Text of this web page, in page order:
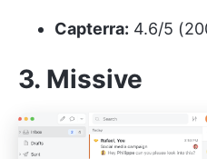
Capterra: 4.6/5
3. Missive